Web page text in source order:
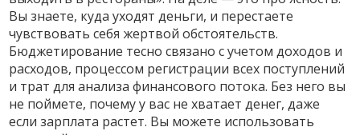
Вы знаете, куда уходят деньги, и перестаете
чувствовать себя жертвой обстоятельств.
Бюджетирование тесно связано сучетом доходов и
расходов, процессом регистрации всех поступлений
и трат для анализа финансового потока. Без него вы
не поймете, почему у вас не хватает денег, даже
если зарплата растет. Вы можете использовать